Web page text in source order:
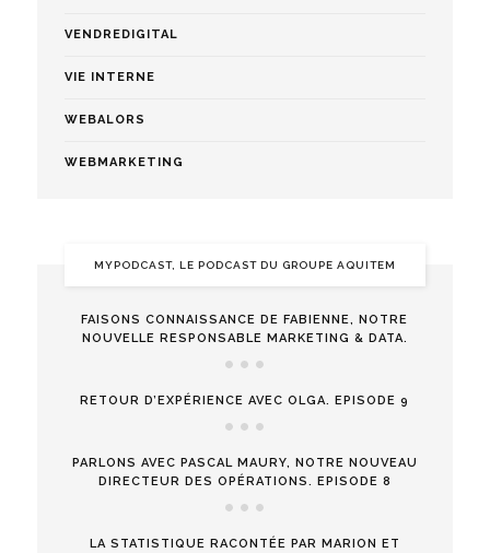
VENDREDIGITAL
VIE INTERNE
WEBALORS
WEBMARKETING
MYPODCAST, LE PODCAST DU GROUPE AQUITEM
FAISONS CONNAISSANCE DE FABIENNE, NOTRE
NOUVELLE RESPONSABLE MARKETING & DATA.
RETOUR D’EXPÉRIENCE AVEC OLGA. EPISODE 9
PARLONS AVEC PASCAL MAURY, NOTRE NOUVEAU
DIRECTEUR DES OPÉRATIONS. EPISODE 8
LA STATISTIQUE RACONTÉE PAR MARION ET